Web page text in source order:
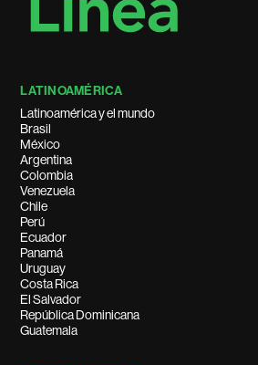
LATINOAMÉRICA
Latinoamérica y el mundo
Brasil
México
Argentina
Colombia
Venezuela
Chile
Perú
Ecuador
Panamá
Uruguay
Costa Rica
El Salvador
República Dominicana
Guatemala